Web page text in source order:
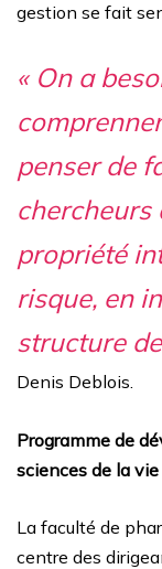
gestion se fait
« On a
penser de
chercheurs
propriété
risque, en
structure
Denis Deblois.
Programme de
sciences de la vie
La faculté de
centre des